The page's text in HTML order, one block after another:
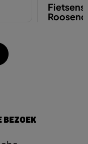
BEZOEK